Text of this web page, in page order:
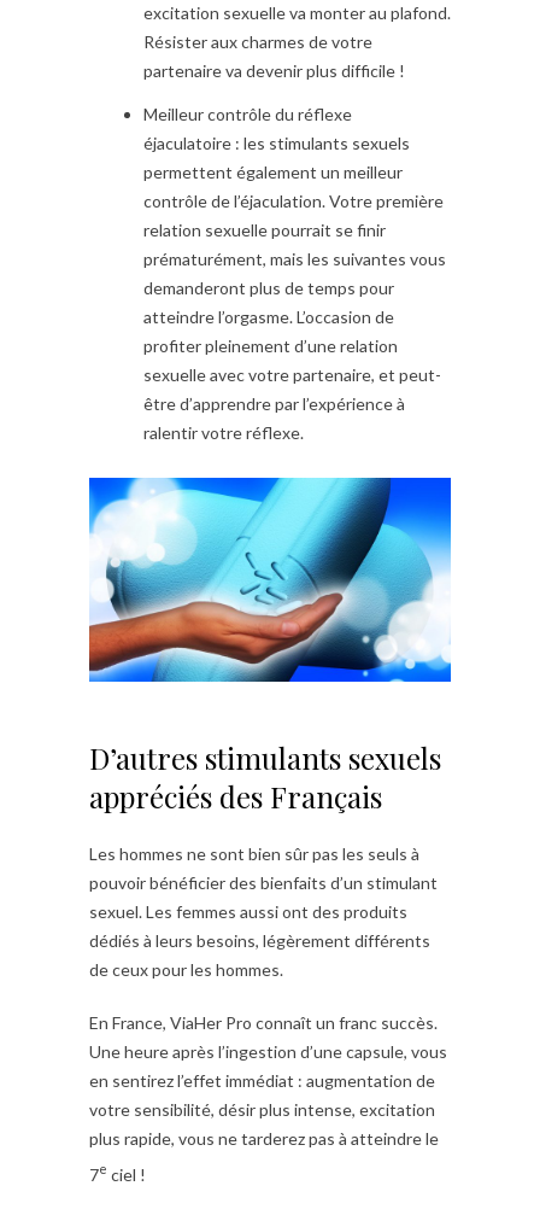
excitation sexuelle va monter au plafond.
Résister aux charmes de votre
partenaire va devenir plus difficile !
Meilleur contrôle du réflexe
éjaculatoire : les stimulants sexuels
permettent également un meilleur
contrôle de l’éjaculation. Votre première
relation sexuelle pourrait se finir
prématurément, mais les suivantes vous
demanderont plus de temps pour
atteindre l’orgasme. L’occasion de
profiter pleinement d’une relation
sexuelle avec votre partenaire, et peut-
être d’apprendre par l’expérience à
ralentir votre réflexe.
D’autres stimulants sexuels
appréciés des Français
Les hommes ne sont bien sûr pas les seuls à
pouvoir bénéficier des bienfaits d’un stimulant
sexuel. Les femmes aussi ont des produits
dédiés à leurs besoins, légèrement différents
de ceux pour les hommes.
En France, ViaHer Pro connaît un franc succès.
Une heure après l’ingestion d’une capsule, vous
en sentirez l’effet immédiat : augmentation de
votre sensibilité, désir plus intense, excitation
plus rapide, vous ne tarderez pas à atteindre le
7e ciel !